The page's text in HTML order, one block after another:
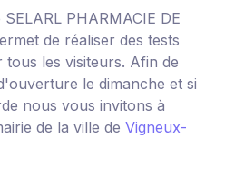
PHARMACIE DE
de réaliser des tests
tous les visiteurs. Afin de
le dimanche et si
nous vous invitons à
de la ville de Vigneux-